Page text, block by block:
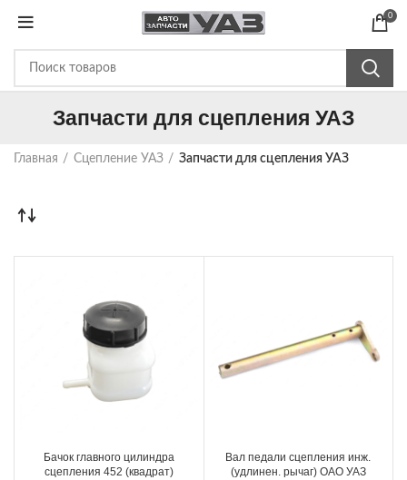
0
Запчасти для сцепления УАЗ
Главная Сцепление УАЗ Запчасти для сцепления УАЗ
Бачок главного цилиндра
сцепления 452 (квадрат)
Вал педали сцепления инж.
(удлинен. рычаг) ОАО УАЗ